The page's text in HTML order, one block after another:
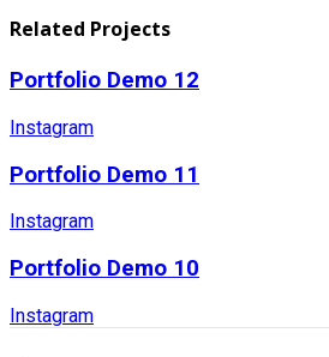
Related Projects
Portfolio Demo 12
Instagram
Portfolio Demo 11
Instagram
Portfolio Demo 10
Instagram